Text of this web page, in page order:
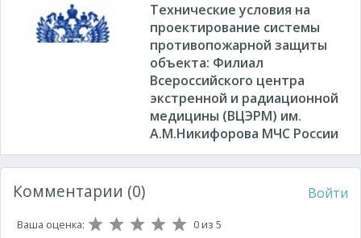
Технические условия на
проектирование системы
противопожарной защиты
объекта: Филиал
Всероссийского центра
экстренной и радиационной
медицины (ВЦЭРМ) им.
А.М.Никифорова МЧС России
Комментарии (0) Войти
Ваша оценка: 0из 5